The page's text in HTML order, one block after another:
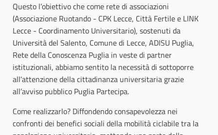
Questo l’obiettivo che come rete di associazioni
(Associazione Ruotando - CPK Lecce, Città Fertile e LINK
Lecce - Coordinamento Universitario), sostenuti da
Università del Salento, Comune di Lecce, ADISU Puglia,
Rete della Conoscenza Puglia in veste di partner
istituzionali, abbiamo sentito la necessità di sottoporre
all’attenzione della cittadinanza universitaria grazie
all’avviso pubblico Puglia Partecipa.
Come realizzarlo? Diffondendo consapevolezza nei
confronti dei benefici sociali della mobilità ciclabile tra la